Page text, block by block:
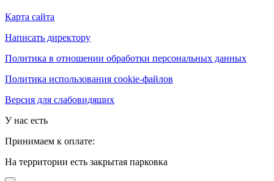
Карта сайта
Написать директору
Политика в отношении обработки персональных данных
Политика использования cookie-файлов
Версия для слабовидящих
У нас есть
Принимаем к оплате:
На территории есть закрытая парковка